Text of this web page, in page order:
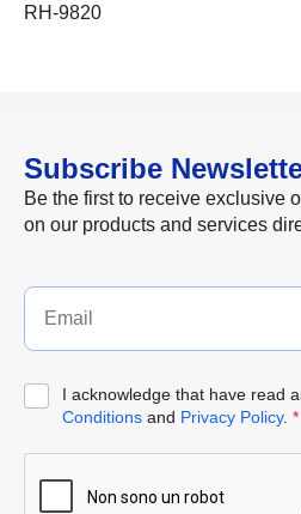
RH-9820
Subscribe
Be the first to receive exclusive
on our products and services
I acknowledge that have read
Conditionsand Privacy Policy. *